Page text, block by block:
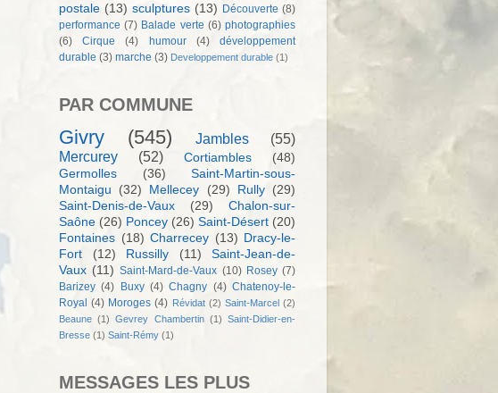
postale (13) sculptures (13) Découverte (8)
performance (7) Balade verte (6) photographies
(6)
Cirque (4) humour (4)
développement
durable (3) marche (3) Developpement durable (1)
PAR COMMUNE
Givry (545) Jambles
(55)
Mercurey
(52) Cortiambles
(48)
Germolles
(36)
Saint-Martin-sous-
Montaigu
(32) Mellecey (29) Rully
(29)
Saint-Denis-de-Vaux
(29)
Chalon-sur-
Saône (26) Poncey (26) Saint-Désert (20)
Fontaines (18) Charrecey (13) Dracy-le-
Fort
(12) Russilly (11)
Saint-Jean-de-
Vaux (11) Saint-Mard-de-Vaux (10) Rosey (7)
Barizey (4) Buxy (4) Chagny (4) Chatenoy-le-
Royal (4) Moroges (4) Révidat (2) Saint-Marcel (2)
Beaune (1) Gevrey Chambertin (1) Saint-Didier-en-
Bresse (1) Saint-Rémy (1)
MESSAGES LES PLUS